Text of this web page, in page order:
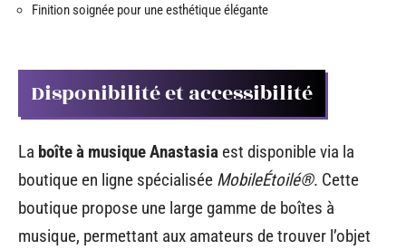
Finition soignée pour une esthétique élégante
Disponibilité et accessibilité
La boîte à musique Anastasia est disponible via la
boutique en ligne spécialisée MobileÉtoilé®. Cette
boutique propose une large gamme de boîtes à
musique, permettant aux amateurs de trouver l’objet